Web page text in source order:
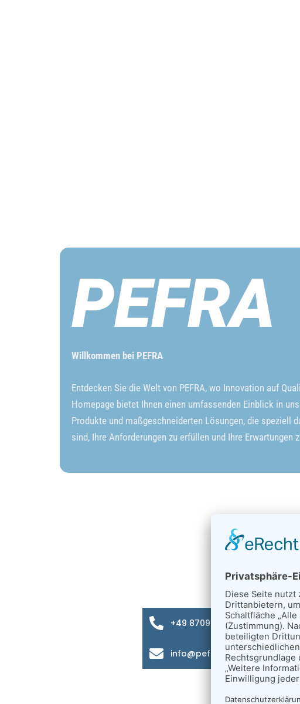
PEFRA
Willkommen bei PEFRA
Entdecken Sie die Welt von PEFRA, wo Innovation auf
Homepage bietet Ihnen einen umfassenden Einblick in
Produkte und maßgeschneiderten Lösungen, die speziell
sind, Ihre Anforderungen zu erfüllen und Ihre Erwartungen
+49 8709 9216-0
info@pefra.net